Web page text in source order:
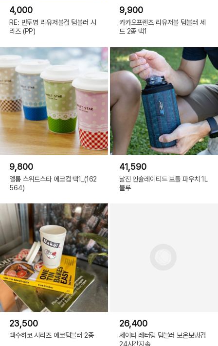
4,000
RE: 반투명 리유저블컵 텀블러 시
리즈 (PP)
9,900
카카오프렌즈 리유저블 텀블러 세
트 2종 택1
9,800
엘룸 스위트스타 에코컵 택1_(162
564)
41,590
날진 인슐레이티드 보틀 파우치 1L
블루
23,500
백수하코 시리즈 에코텀블러 2종
26,400
세이타 레터링 텀블러 보온보냉컵
24시간지속